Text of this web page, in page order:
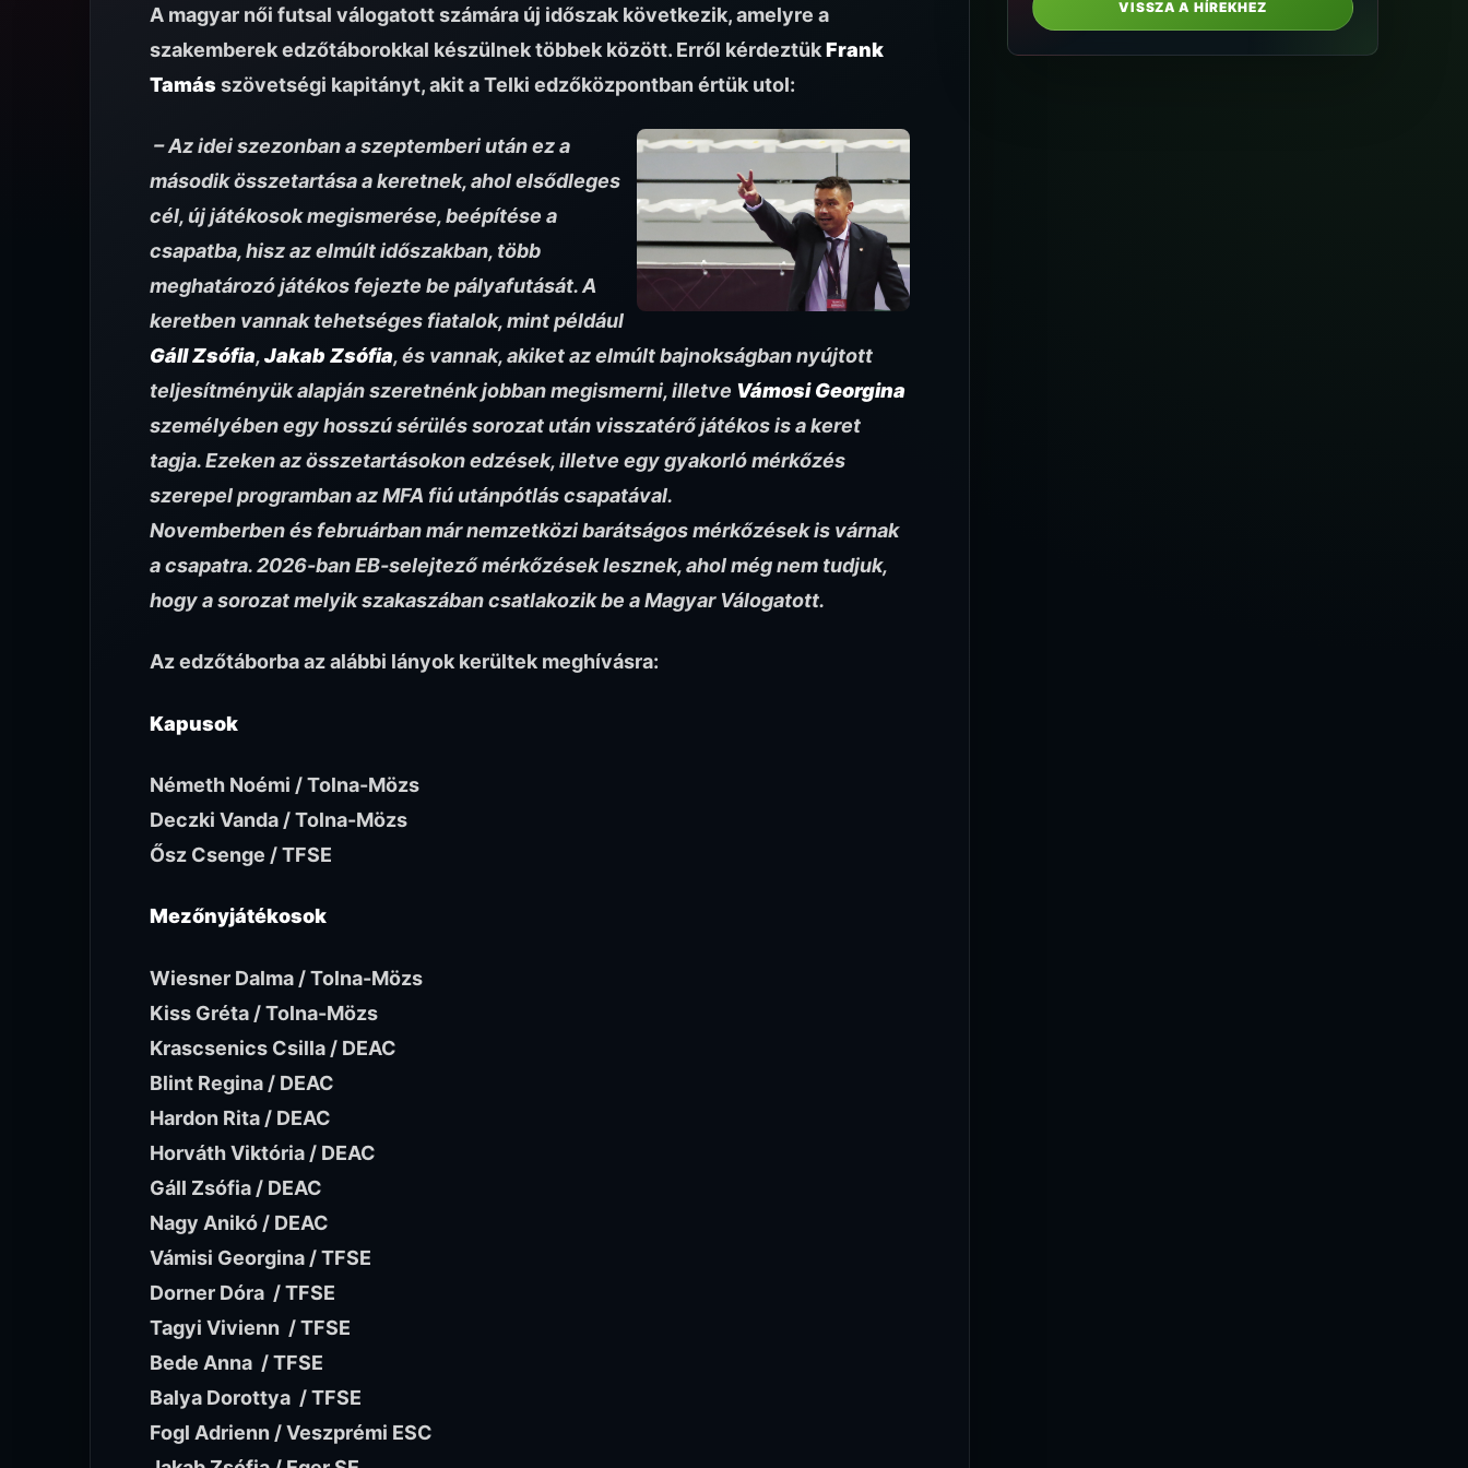
A magyar női futsal válogatott számára új időszak következik, amelyre a
szakemberek edzőtáborokkal készülnek többek között. Erről kérdeztükFrank
Tamás szövetségi kapitányt, akit a Telki edzőközpontban értük utol:
– Az idei szezonban a szeptemberi után ez a
második összetartása a keretnek, ahol elsődleges
cél, új játékosok megismerése, beépítése a
csapatba, hisz az elmúlt időszakban, több
meghatározó játékos fejezte be pályafutását.A
keretben vannak tehetséges fiatalok, mint például
Gáll Zsófia,Jakab Zsófia, és vannak, akiket az elmúlt bajnokságban nyújtott
teljesítményük alapján szeretnénk jobban megismerni, illetve Vámosi Georgina
személyében egy hosszú sérülés sorozat után visszatérő játékos is a keret
tagja.Ezeken az összetartásokon edzések, illetve egy gyakorló mérkőzés
szerepel programban az MFA fiú utánpótlás csapatával.
Novemberben és februárban már nemzetközi barátságos mérkőzések is várnak
a csapatra. 2026-ban EB-selejtező mérkőzések lesznek, ahol még nem tudjuk,
hogy a sorozat melyik szakaszában csatlakozik be a Magyar Válogatott.
Az edzőtáborba az alábbi lányok kerültek meghívásra:
Kapusok
Németh Noémi / Tolna-Mözs
Deczki Vanda / Tolna-Mözs
Ősz Csenge / TFSE
Mezőnyjátékosok
Wiesner Dalma / Tolna-Mözs
Kiss Gréta / Tolna-Mözs
Krascsenics Csilla / DEAC
Blint Regina / DEAC
Hardon Rita / DEAC
Horváth Viktória / DEAC
Gáll Zsófia / DEAC
Nagy Anikó / DEAC
Vámisi Georgina / TFSE
Dorner Dóra / TFSE
Tagyi Vivienn / TFSE
Bede Anna / TFSE
Balya Dorottya / TFSE
Fogl Adrienn / Veszprémi ESC
VISSZA A HÍREKHEZ